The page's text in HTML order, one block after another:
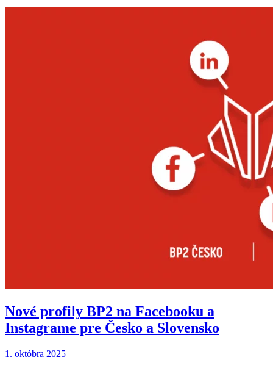
Nové profily BP2 na Facebooku a
Instagrame pre Česko a Slovensko
1. októbra 2025